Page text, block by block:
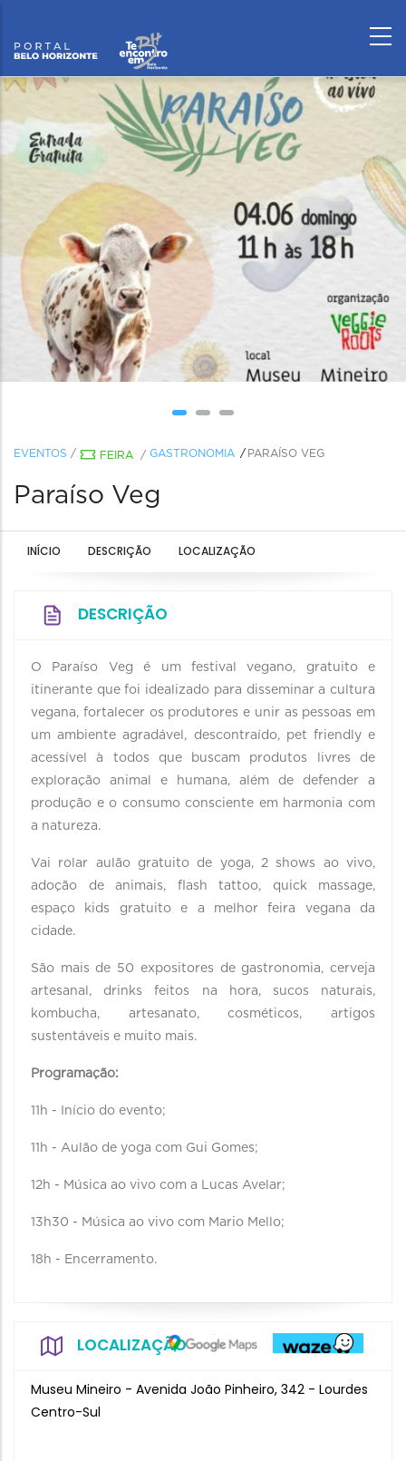
EVENTOS / FEIRA / GASTRONOMIA PARAÍSO VEG
Paraíso Veg
INÍCIO DESCRIÇÃO LOCALIZAÇÃO
DESCRIÇÃO
O Paraíso Veg é um festival vegano, gratuito e
itinerante que foi idealizado para disseminar a cultura
vegana, fortalecer os produtores e unir as pessoas em
um ambiente agradável, descontraído, pet friendly e
acessível à todos que buscam produtos livres de
exploração animal e humana, além de defender a
produção e o consumo consciente em harmonia com
a natureza.
Vai rolar aulão gratuito de yoga, 2 shows ao vivo,
adoção de animais, flash tattoo, quick massage,
espaço kids gratuito e a melhor feira vegana da
cidade.
São mais de 50 expositores de gastronomia, cerveja
artesanal, drinks feitos na hora, sucos naturais,
kombucha, artesanato, cosméticos, artigos
sustentáveis e muito mais.
Programação:
11h - Início do evento;
11h - Aulão de yoga com Gui Gomes;
12h - Música ao vivo com a Lucas Avelar;
13h30 - Música ao vivo com Mario Mello;
18h - Encerramento.
LOCALIZAÇÃO
Museu Mineiro - Avenida João Pinheiro, 342 - Lourdes
Centro-Sul